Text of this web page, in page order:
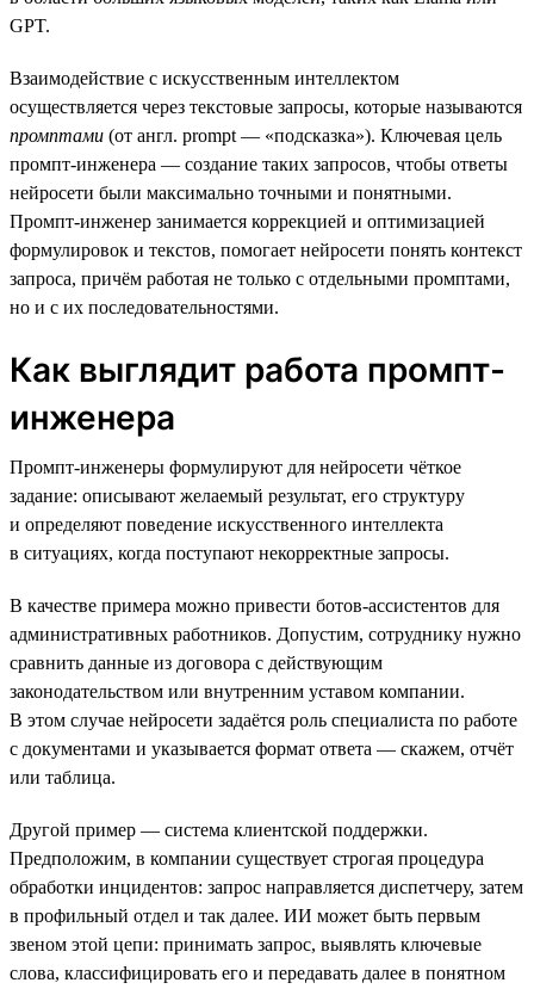
GPT.
Взаимодействие с искусственным интеллектом
осуществляется через текстовые запросы, которые называются
промптами (от англ. prompt — «подсказка»). Ключевая цель
промпт-инженера — создание таких запросов, чтобы ответы
нейросети были максимально точными и понятными.
Промпт-инженер занимается коррекцией и оптимизацией
формулировок и текстов, помогает нейросети понять контекст
запроса, причём работая не только с отдельными промптами,
но и с их последовательностями.
Как выглядит работа промпт-
инженера
Промпт-инженеры формулируют для нейросети чёткое
задание: описывают желаемый результат, его структуру
и определяют поведение искусственного интеллекта
в ситуациях, когда поступают некорректные запросы.
В качестве примера можно привести ботов-ассистентов для
административных работников. Допустим, сотруднику нужно
сравнить данные из договора с действующим
законодательством или внутренним уставом компании.
В этом случае нейросети задаётся роль специалиста по работе
с документами и указывается формат ответа — скажем, отчёт
или таблица.
Другой пример — система клиентской поддержки.
Предположим, в компании существует строгая процедура
обработки инцидентов: запрос направляется диспетчеру, затем
в профильный отдел и так далее. ИИ может быть первым
звеном этой цепи: принимать запрос, выявлять ключевые
слова, классифицировать его и передавать далее в понятном